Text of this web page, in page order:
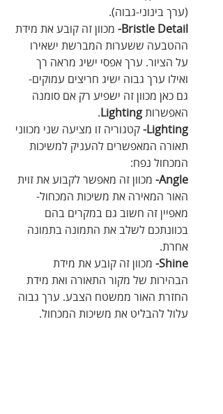
(ערך בינוני-גבוה).
Bristle Detail- מכוון זה קובע את מידת
ההטבעה ששערות המברשת ישאירו
על הציור. ערך אפסי ישיג מראה רך
ואילו ערך גבוה ישיג חריצים עמוקים-
גם כאן מכוון זה ישפיע רק אם סומנה
האפשרות Lighting
.
Lighting- קטגוריה זו מציעה שני מכווני
תאורה המאפשרים להעניק למשיכות
המכחול נפח:
Angle- מכוון זה מאפשר לקבוע את זוית
האור המאירה את משיכות המכחול-
מאפיין זה חשוב גם במקרים בהם
בכוונתכם לשלב את התמונה בתמונה
אחרת.
Shine- מכוון זה קובע את מידת
הבהירות של מקור התאורה ואת מידת
החזרת האור ממשטח הצבע. ערך גבוה
עלול להבליט את משיכות המכחול.